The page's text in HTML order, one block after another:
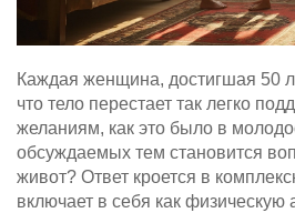
Каждая женщина, достигшая 50
что тело перестает так легко
желаниям, как это было в
обсуждаемых тем становится
живот? Ответ кроется в
включает в себя как физическую